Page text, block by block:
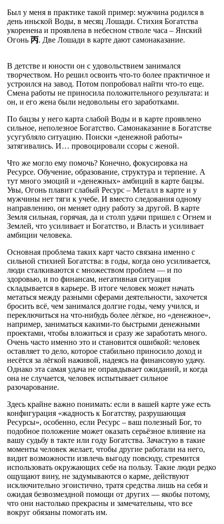
Был у меня в практике такой пример: мужчина родился в
день иньской Воды, в месяц Лошади. Стихия Богатства
укоренена и проявлена в небесном стволе часа – Янский
Огонь 丙. Две Лошади в карте дают самонаказание.
В детстве и юности он с удовольствием занимался
творчеством. Но решил освоить что-то более практичное и
устроился на завод. Потом попробовал найти что-то еще.
Смена работы не приносила положительного результата: и
он, и его жена были недовольны его заработками.
По бацзы у него карта слабой Воды и в карте проявлено
сильное, неполезное Богатство. Самонаказание в Богатстве
усугубляло ситуацию. Поиски «денежной работы»
затягивались. И… провоцировали ссоры с женой.
Что же могло ему помочь? Конечно, фокусировка на
Ресурсе. Обучение, образование, структура и терпение. А
тут много эмоций и «денежных» амбиций в карте бацзы.
Увы, Огонь плавит слабый Ресурс – Металл в карте и у
мужчины нет тяги к учебе. И вместо следования одному
направлению, он меняет одну работу за другой. В карте
Земля сильная, горячая, да и столп удачи пришел с Огнем и
Землей, что усиливает и Богатство, и Власть и усиливает
амбиции человека.
Основная проблема таких карт часто связана именно с
сильной стихией Богатства: в годы, когда оно усиливается,
люди сталкиваются с множеством проблем — и по
здоровью, и по финансам, негативная ситуация
складывается в карьере. В итоге человек может начать
метаться между разными сферами деятельности, захочется
бросить всё, чем занимался долгие годы, чему учился, и
переключиться на что-нибудь более лёгкое, но «денежное»,
например, заниматься какими-то быстрыми денежными
проектами, чтобы вложиться и сразу же заработать много.
Очень часто именно это и становится ошибкой: человек
оставляет то дело, которое стабильно приносило доход и
несётся за лёгкой наживой, надеясь на финансовую удачу.
Однако эта самая удача не оправдывает ожиданий, и когда
она не случается, человек испытывает сильное
разочарование.
Здесь крайне важно понимать: если в вашей карте уже есть
конфигурация «жадность к Богатству, разрушающая
Ресурсы», особенно, если Ресурс – ваш полезный Бог, то
подобное положение может оказать серьёзное влияние на
вашу судьбу в такте или году Богатства. Зачастую в такие
моменты человек желает, чтобы другие работали на него,
видит возможности извлечь выгоду повсюду, стремится
использовать окружающих себе на пользу. Такие люди редко
ощущают вину, не задумываются о карме, действуют
исключительно эгоистично, тратя средства лишь на себя и
ожидая безвозмездной помощи от других — якобы потому,
что они настолько прекрасны и замечательны, что все
вокруг обязаны помогать им.